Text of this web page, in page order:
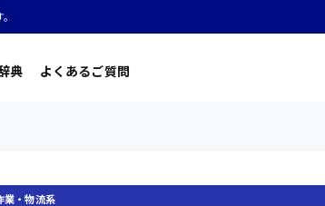
典 よくあるご質問
業・物流系